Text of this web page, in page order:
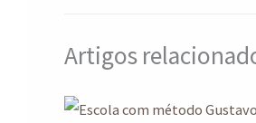
Artigos